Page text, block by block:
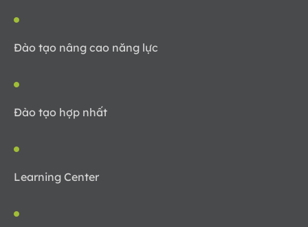
Đào tạo nâng cao năng lực
Đào tạo hợp nhất
Learning Center